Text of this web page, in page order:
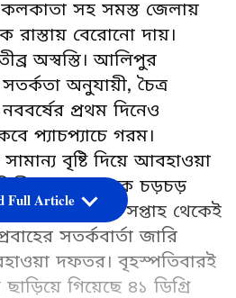
কলকাতা সহ সমস্ত জেলায়
রাস্তায় বেরোনো দায়।
অস্বস্তি। আলিপুর
অনুযায়ী, চৈত্র
প্রথম দিনেও
প্যাচপ্যাচে গরম।
বৃষ্টি দিয়ে আবহাওয়া
সপ্তাহ থেকে চড়চড়
পারদ। চলতি সপ্তাহ থেকেই
সতর্কবার্তা জারি
দফতর। বৃহস্পতিবারই
গিয়েছে ৪১ ডিগ্রি
Full Article